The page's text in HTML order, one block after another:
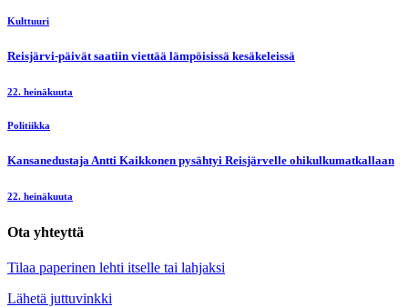
Kulttuuri
Reisjärvi-päivät saatiin viettää lämpöisissä kesäkeleissä
22. heinäkuuta
Politiikka
Kansanedustaja Antti Kaikkonen pysähtyi Reisjärvelle ohikulkumatkallaan
22. heinäkuuta
Ota yhteyttä
Tilaa paperinen lehti itselle tai lahjaksi
Lähetä juttuvinkki